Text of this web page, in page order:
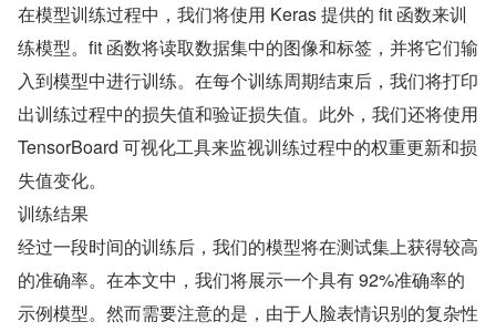
在模型训练过程中，我们将使用 Keras 提供的 fit 函数来训
练模型。fit 函数将读取数据集中的图像和标签，并将它们输
入到模型中进行训练。在每个训练周期结束后，我们将打印
出训练过程中的损失值和验证损失值。此外，我们还将使用
TensorBoard 可视化工具来监视训练过程中的权重更新和损
失值变化。
训练结果
经过一段时间的训练后，我们的模型将在测试集上获得较高
的准确率。在本文中，我们将展示一个具有 92%准确率的
示例模型。然而需要注意的是，由于人脸表情识别的复杂性